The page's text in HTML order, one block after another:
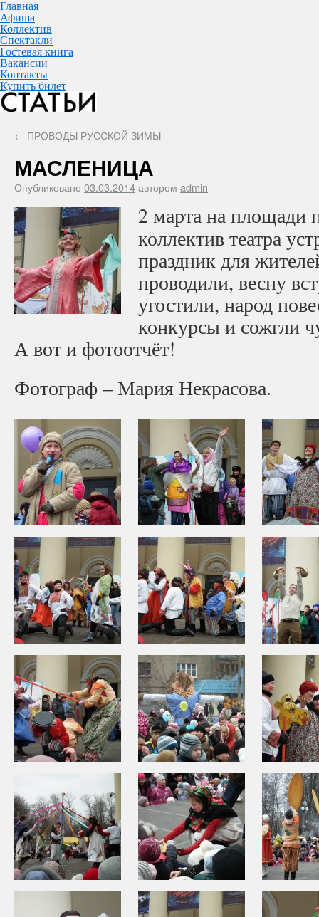
Главная
Афиша
Коллектив
Спектакли
Гостевая книга
Вакансии
Контакты
Купить билет
← ПРОВОДЫ РУССКОЙ ЗИМЫ
МАСЛЕНИЦА
Опубликовано 03.03.2014автором admin
2 марта на
коллектив театра
праздник для
проводили, весну
угостили, народ
конкурсы и сожгли
А вот и фотоотчёт!
Фотограф – Мария Некрасова.